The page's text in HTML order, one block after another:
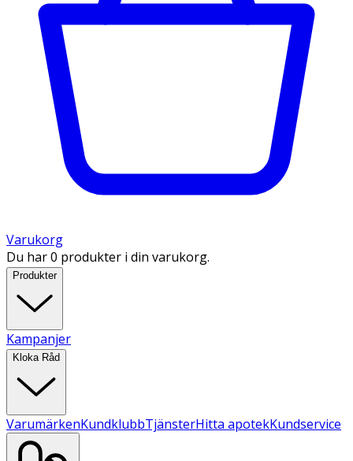
Varukorg
Du har 0 produkter i din varukorg.
Produkter
Kampanjer
Kloka Råd
VarumärkenKundklubbTjänsterHitta apotekKundservice